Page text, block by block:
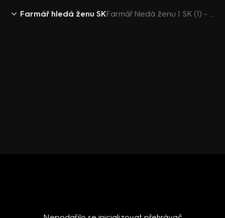
Farmář hledá ženu SK Farmář hledá ženu I SK (1) - upoutávka